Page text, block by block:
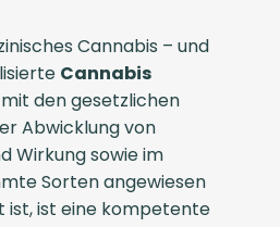
Cannabis – und
Cannabis
den gesetzlichen
Abwicklung von
Wirkung sowie im
Sorten angewiesen
ist, ist eine kompetente